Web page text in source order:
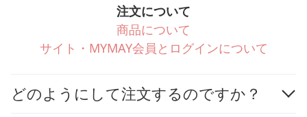
注文について
商品について
サイト・MYMAY会員とログインについて
どのようにして注文するのですか？